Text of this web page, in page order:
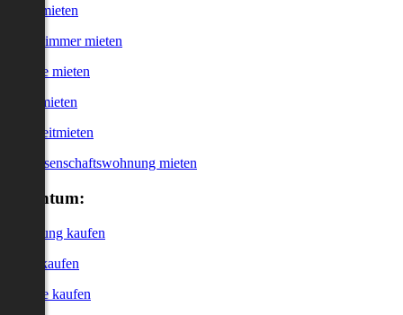
Haus mieten
WG-Zimmer mieten
Garage mieten
Büro mieten
Kurzzeitmieten
Genossenschaftswohnung mieten
Eigentum:
Wohnung kaufen
Haus kaufen
Garage kaufen